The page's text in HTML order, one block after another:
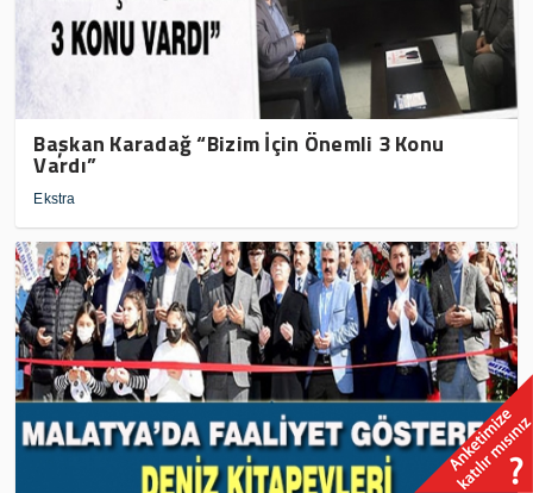
Başkan Karadağ “Bizim İçin Önemli 3 Konu
Vardı”
Ekstra